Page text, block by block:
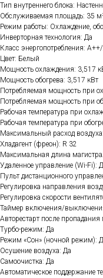
Тип внутреннего блока:
Обслуживаемая площадь: 35
Режим работы: Охлаждение,
Инверторная технология: Да
Класс энергопотребления:
Цвет: Белый
Мощность охлаждения: 3,517
Мощность обогрева: 3,517 кВт
Потребляемая мощность при
Потребляемая мощность при
Рабочая температура при
Рабочая температура при
Максимальный расход
Хладагент (фреон): R 32
Максимальная длина
Удаленное управление (Wi-Fi):
Пульт дистанционного
Регулировка направления
Регулировка скорости
Таймер включения/
Авторестарт после пропадания
Турбо-режим: Да
Режим «Сон» (ночной режим):
Осушение воздуха: Да
Самоочистка: Да
Автоматическое поддержание